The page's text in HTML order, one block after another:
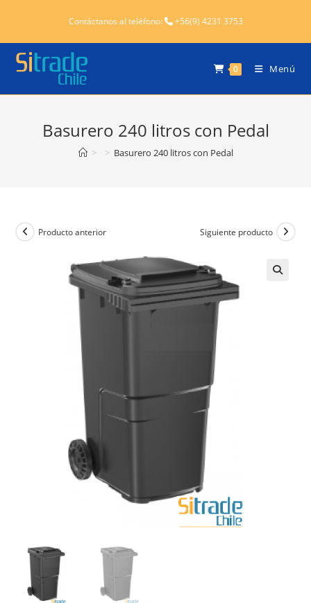
Contáctanos al teléfono: +56(9) 4231 3753
0 Menú
Basurero 240 litros con Pedal
> > Basurero 240 litros con Pedal
Producto anterior Siguiente producto